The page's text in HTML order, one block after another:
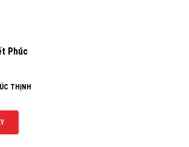
THỊNH